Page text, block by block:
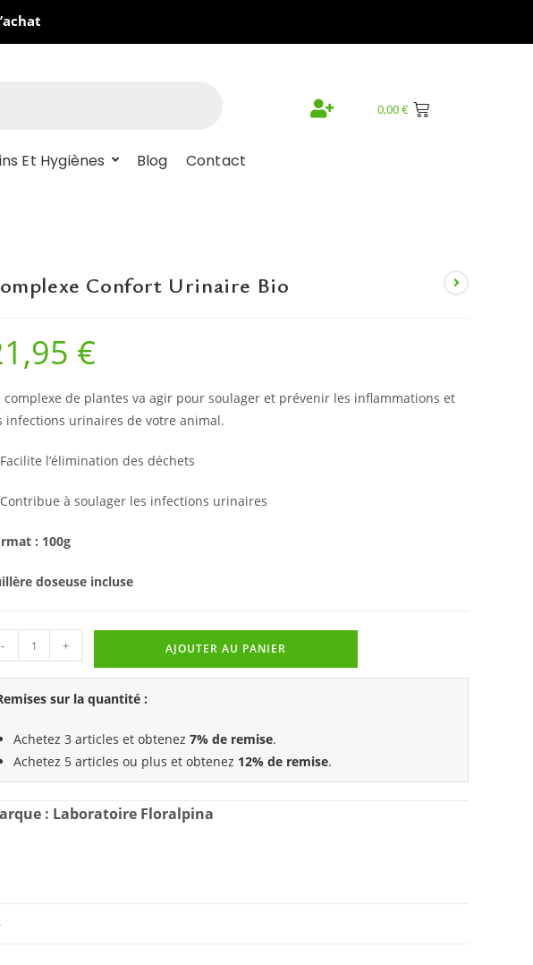
Et Hygiènes Blog Contact
0,00€
Confort Urinaire Bio
€
complexe de plantes va agir pour soulager et prévenir les inflammations et
infections urinaires de votre animal.
Facilite l’élimination des déchets
Contribue à soulager les infections urinaires
: 100g
doseuse incluse
- + AJOUTER AU PANIER
sur la quantité :
Achetez 3 articles et obtenez 7% de remise.
Achetez 5 articles ou plus et obtenez 12% de remise.
: Laboratoire Floralpina